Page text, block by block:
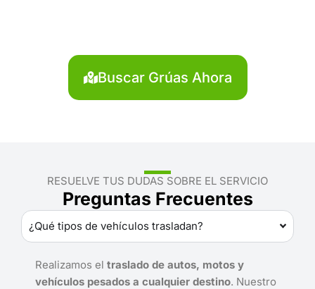
Buscar Grúas Ahora
RESUELVE TUS DUDAS SOBRE EL SERVICIO
Preguntas Frecuentes
¿Qué tipos de vehículos trasladan?
Realizamos el traslado de autos, motos y
vehículos pesados a cualquier destino. Nuestro